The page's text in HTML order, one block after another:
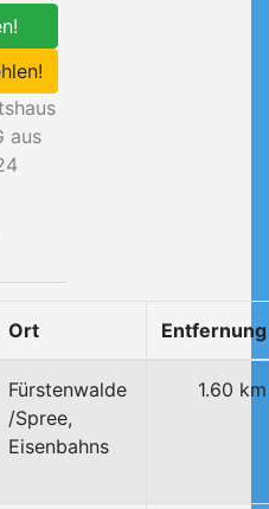
aus
Ort Entfernung
Fürstenwalde
/Spree,
Eisenbahns
1.60 km